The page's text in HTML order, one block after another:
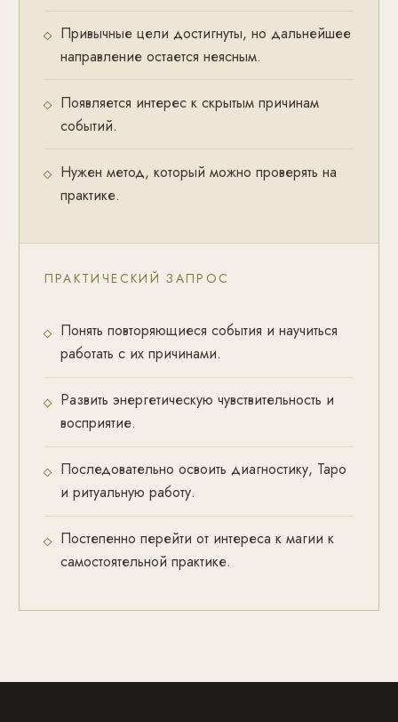
Привычные цели достигнуты, но дальнейшее
направление остается неясным.
Появляется интерес к скрытым причинам
событий.
Нужен метод, который можно проверять на
практике.
ПРАКТИЧЕСКИЙ ЗАПРОС
Понять повторяющиеся события и научиться
работать с их причинами.
Развить энергетическую чувствительность и
восприятие.
Последовательно освоить диагностику, Таро
и ритуальную работу.
Постепенно перейти от интереса к магии к
самостоятельной практике.